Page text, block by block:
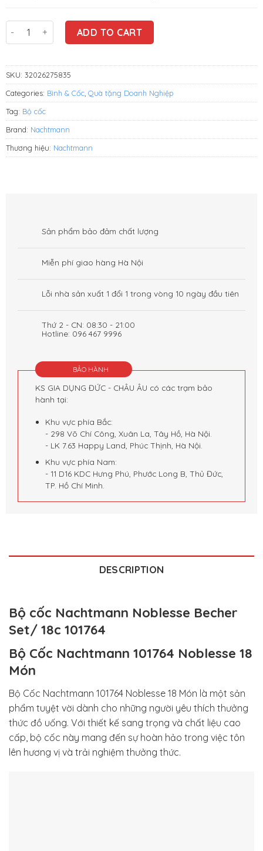
Bộ cốc Nachtmann Noblesse Becher Set/ 18c 101764 quantity
ADD TO CART
SKU: 32026275835
Categories: Bình & Cốc, Quà tặng Doanh Nghiệp
Tag: Bộ cốc
Brand: Nachtmann
Thương hiệu: Nachtmann
Sản phẩm bảo đảm chất lượng
Miễn phí giao hàng Hà Nội
Lỗi nhà sản xuất 1 đổi 1 trong vòng 10 ngày đầu tiên
Thứ 2 - CN: 08:30 - 21:00
Hotline: 096 467 9996
BẢO HÀNH
KS GIA DỤNG ĐỨC - CHÂU ÂU có các trạm bảo
hành tại:
Khu vực phía Bắc:
- 298 Võ Chí Công, Xuân La, Tây Hồ, Hà Nội.
- LK 7.63 Happy Land, Phúc Thịnh, Hà Nội.
Khu vực phía Nam:
- 11 D16 KDC Hưng Phú, Phước Long B, Thủ Đức,
TP. Hồ Chí Minh.
DESCRIPTION
Bộ cốc Nachtmann Noblesse Becher
Set/ 18c 101764
Bộ Cốc Nachtmann 101764 Noblesse 18
Món
Bộ Cốc Nachtmann 101764 Noblesse 18 Món là một sản
phẩm tuyệt vời dành cho những người yêu thích thưởng
thức đồ uống. Với thiết kế sang trọng và chất liệu cao
cấp, bộ cốc này mang đến sự hoàn hảo trong việc tôn
lên hương vị và trải nghiệm thưởng thức.